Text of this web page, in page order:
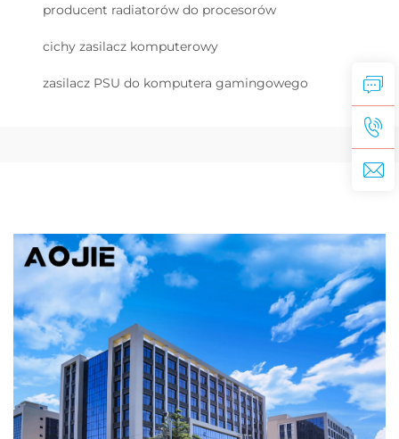
producent radiatorów do procesorów
cichy zasilacz komputerowy
zasilacz PSU do komputera gamingowego